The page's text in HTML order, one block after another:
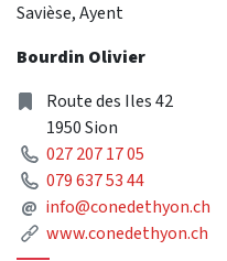
Savièse, Ayent
Bourdin Olivier
Address
Route des Iles 42
1950 Sion
Phone
027 207 17 05
Phone
079 637 53 44
@ Mail
info@conedethyon.ch
Link
www.conedethyon.ch